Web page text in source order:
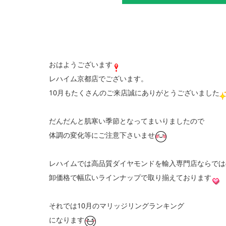
おはようございます
レハイム京都店でございます。
10月もたくさんのご来店誠にありがとうございました
だんだんと肌寒い季節となってまいりましたので
体調の変化等にご注意下さいませ
レハイムでは高品質ダイヤモンドを輸入専門店ならで
卸価格で幅広いラインナップで取り揃えております
それでは10月のマリッジリングランキング
になります